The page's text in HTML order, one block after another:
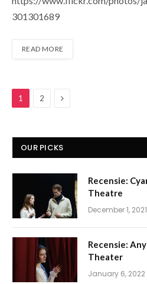
301301689
READ MORE
1 2 Next
OUR PICKS
Recensie:
Theatre
December 1, 2021
Recensie:
Theater
January 6, 2022